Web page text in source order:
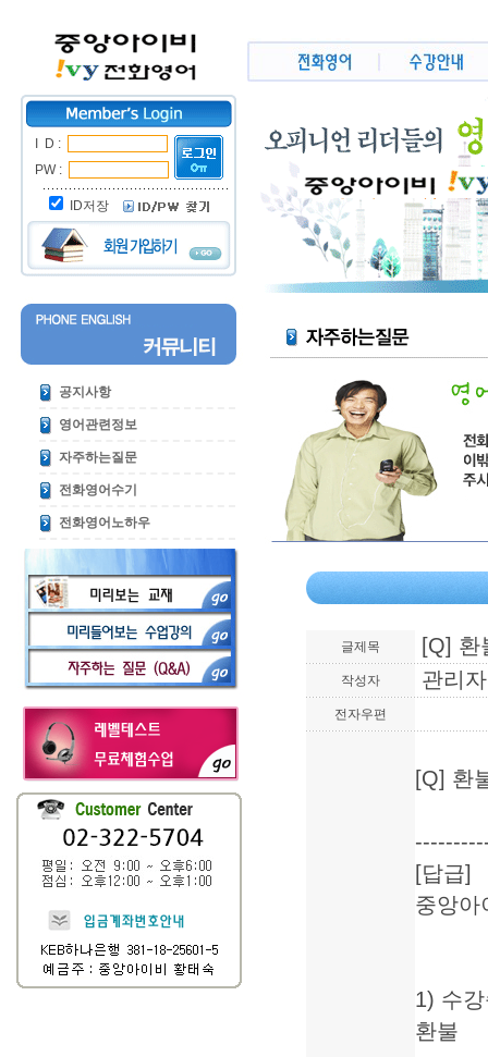
I D :
PW :
ID저장
공지사항
영어관련정보
자주하는질문
전화영어수기
전화영어노하우
글제목 [Q] 환
작성자 관리
전자우편
[Q] 환
[답급]
중앙아
1) 수
환불